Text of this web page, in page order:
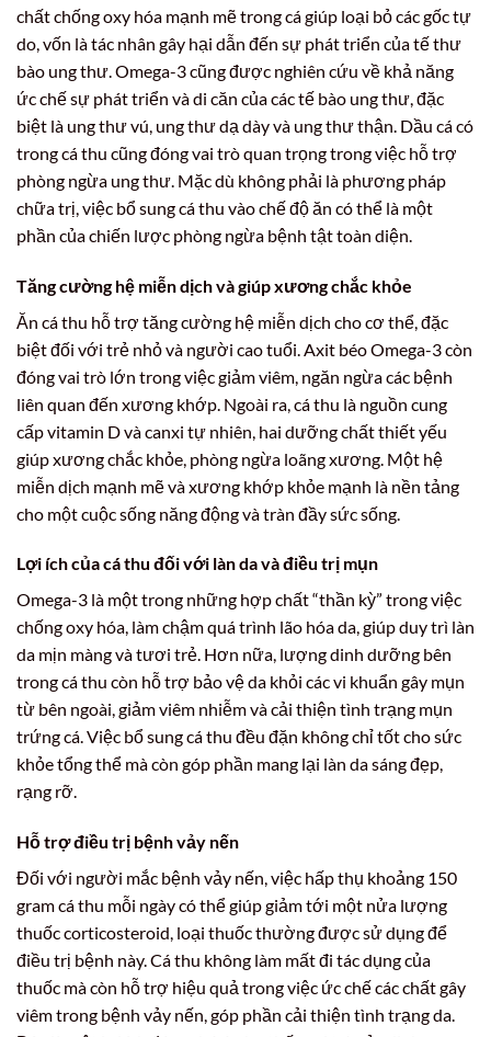
chất chống oxy hóa mạnh mẽ trong cá giúp loại bỏ các gốc tự
do, vốn là tác nhân gây hại dẫn đến sự phát triển của tế thư
bào ung thư. Omega-3 cũng được nghiên cứu về khả năng
ức chế sự phát triển và di căn của các tế bào ung thư, đặc
biệt là ung thư vú, ung thư dạ dày và ung thư thận. Dầu cá có
trong cá thu cũng đóng vai trò quan trọng trong việc hỗ trợ
phòng ngừa ung thư. Mặc dù không phải là phương pháp
chữa trị, việc bổ sung cá thu vào chế độ ăn có thể là một
phần của chiến lược phòng ngừa bệnh tật toàn diện.
Tăng cường hệ miễn dịch và giúp xương chắc khỏe
Ăn cá thu hỗ trợ tăng cường hệ miễn dịch cho cơ thể, đặc
biệt đối với trẻ nhỏ và người cao tuổi. Axit béo Omega-3 còn
đóng vai trò lớn trong việc giảm viêm, ngăn ngừa các bệnh
liên quan đến xương khớp. Ngoài ra, cá thu là nguồn cung
cấp vitamin D và canxi tự nhiên, hai dưỡng chất thiết yếu
giúp xương chắc khỏe, phòng ngừa loãng xương. Một hệ
miễn dịch mạnh mẽ và xương khớp khỏe mạnh là nền tảng
cho một cuộc sống năng động và tràn đầy sức sống.
Lợi ích của cá thu đối với làn da và điều trị mụn
Omega-3 là một trong những hợp chất “thần kỳ” trong việc
chống oxy hóa, làm chậm quá trình lão hóa da, giúp duy trì làn
da mịn màng và tươi trẻ. Hơn nữa, lượng dinh dưỡng bên
trong cá thu còn hỗ trợ bảo vệ da khỏi các vi khuẩn gây mụn
từ bên ngoài, giảm viêm nhiễm và cải thiện tình trạng mụn
trứng cá. Việc bổ sung cá thu đều đặn không chỉ tốt cho sức
khỏe tổng thể mà còn góp phần mang lại làn da sáng đẹp,
rạng rỡ.
Hỗ trợ điều trị bệnh vảy nến
Đối với người mắc bệnh vảy nến, việc hấp thụ khoảng 150
gram cá thu mỗi ngày có thể giúp giảm tới một nửa lượng
thuốc corticosteroid, loại thuốc thường được sử dụng để
điều trị bệnh này. Cá thu không làm mất đi tác dụng của
thuốc mà còn hỗ trợ hiệu quả trong việc ức chế các chất gây
viêm trong bệnh vảy nến, góp phần cải thiện tình trạng da.